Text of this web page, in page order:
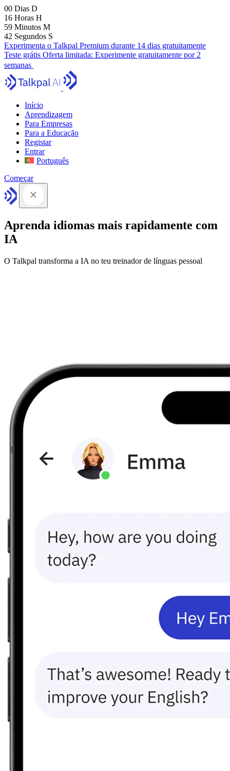
00 Dias D
16 Horas H
59 Minutos M
42 Segundos S
Experimenta o Talkpal Premium durante 14 dias gratuitamente
Teste grátis Oferta limitada: Experimente gratuitamente por 2
semanas
Início
Aprendizagem
Para Empresas
Para a Educação
Registar
Entrar
Português
Começar
Aprenda idiomas mais rapidamente com
IA
O Talkpal transforma a IA no teu treinador de línguas pessoal